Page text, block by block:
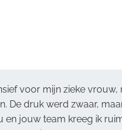
Marieke is een
betrouwbare hulp
vakbekwaam en